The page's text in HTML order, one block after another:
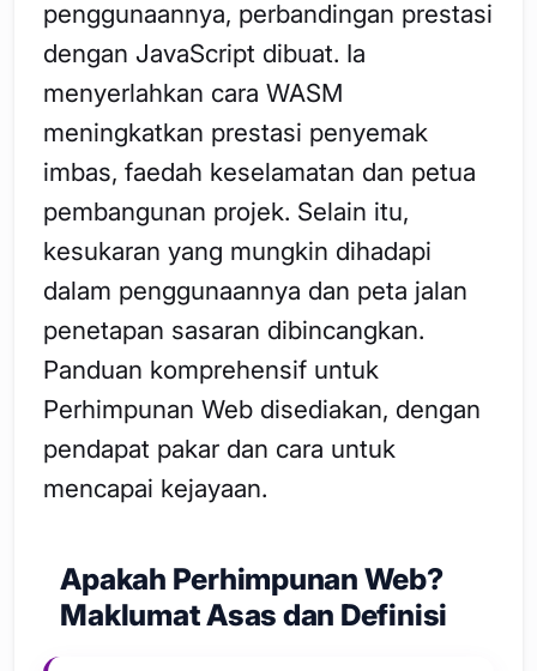
penggunaannya, perbandingan prestasi
dengan JavaScript dibuat. Ia
menyerlahkan cara WASM
meningkatkan prestasi penyemak
imbas, faedah keselamatan dan petua
pembangunan projek. Selain itu,
kesukaran yang mungkin dihadapi
dalam penggunaannya dan peta jalan
penetapan sasaran dibincangkan.
Panduan komprehensif untuk
Perhimpunan Web disediakan, dengan
pendapat pakar dan cara untuk
mencapai kejayaan.
Apakah Perhimpunan Web?
Maklumat Asas dan Definisi